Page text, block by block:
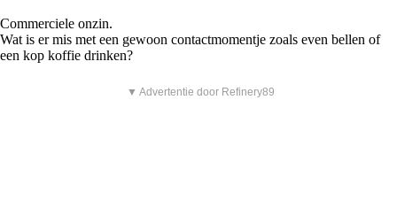
Commerciele onzin.
Wat is er mis met een gewoon contactmomentje zoals even bellen of
een kop koffie drinken?
▼ Advertentie door Refinery89